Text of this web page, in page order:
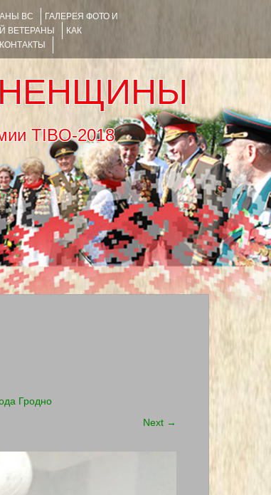
ВС
ГАЛЕРЕЯ ФОТО И
ВЕТЕРАНЫ
КАК
КОНТАКТЫ
премии TIBO-2018
Гродно
Next →